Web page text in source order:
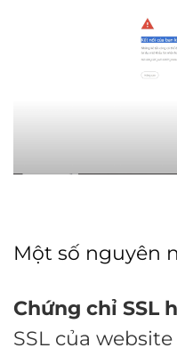
Một số nguyên
Chứng chỉ SSL
SSL của